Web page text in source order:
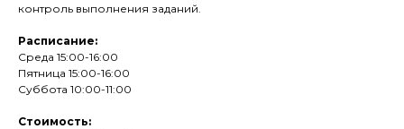
контроль выполнения заданий.
Расписание:
Среда 15:00-16:00
Пятница 15:00-16:00
Суббота 10:00-11:00
Стоимость: